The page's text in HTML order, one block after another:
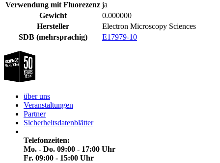
Verwendung mit Fluorezenz ja
Gewicht
0.000000
Hersteller
Electron Microscopy Sciences
SDB (mehrsprachig)
E17979-10
über uns
Veranstaltungen
Partner
Sicherheitsdatenblätter
Telefonzeiten:
Mo. - Do. 09:00 - 17:00 Uhr
Fr. 09:00 - 15:00 Uhr